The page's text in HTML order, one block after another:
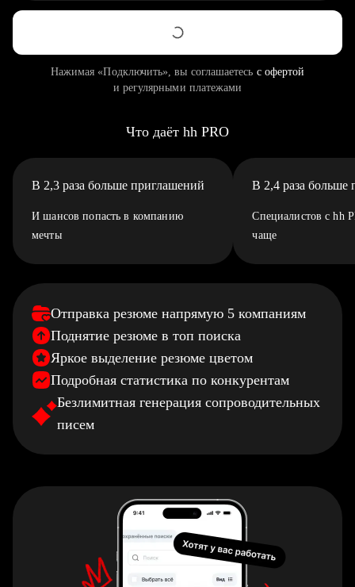
Нажимая «Подключить», вы соглашаетесь с офертой
и регулярными платежами
Что даёт hh PRO
В 2,3 раза больше приглашений
И шансов попасть в компанию
мечты
В 2,4 раза больше
Специалистов с hh
чаще
Отправка резюме напрямую 5 компаниям
Поднятие резюме в топ поиска
Яркое выделение резюме цветом
Подробная статистика по конкурентам
Безлимитная генерация сопроводительных
писем